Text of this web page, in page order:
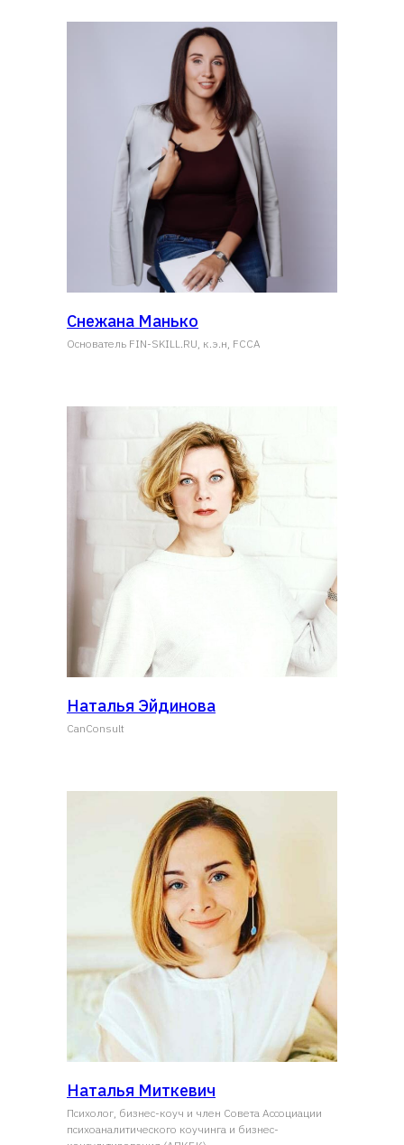
Снежана Манько
Основатель FIN-SKILL.RU, к.э.н, FCCA
Наталья Эйдинова
CanСonsult
Наталья Миткевич
Психолог, бизнес-коуч и член Совета Ассоциации
психоаналитического коучинга и бизнес-